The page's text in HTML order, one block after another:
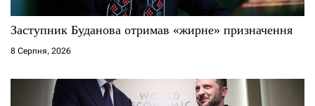
Заступник Буданова отримав «жирне» призначення
8 Серпня, 2026